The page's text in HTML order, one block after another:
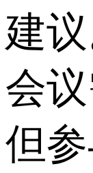
建
会
但